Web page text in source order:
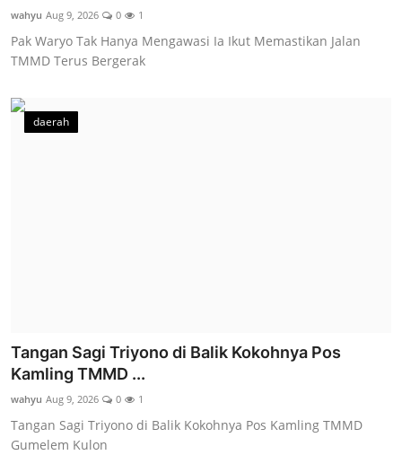
wahyu Aug 9, 2026 0 1
Pak Waryo Tak Hanya Mengawasi Ia Ikut Memastikan Jalan
TMMD Terus Bergerak
daerah
Tangan Sagi Triyono di Balik Kokohnya Pos
Kamling TMMD ...
wahyu Aug 9, 2026 0 1
Tangan Sagi Triyono di Balik Kokohnya Pos Kamling TMMD
Gumelem Kulon